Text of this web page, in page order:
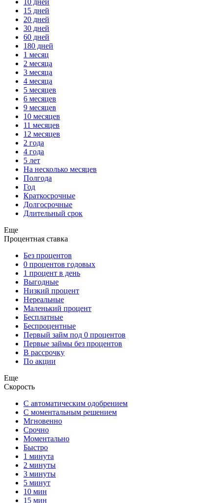
10 дней
15 дней
20 дней
30 дней
60 дней
180 дней
1 месяц
2 месяца
3 месяца
4 месяца
5 месяцев
6 месяцев
9 месяцев
10 месяцев
11 месяцев
12 месяцев
2 года
4 года
5 лет
На несколько месяцев
Полгода
Год
Краткосрочные
Долгосрочные
Длительный срок
Еще
Процентная ставка
Без процентов
0 процентов годовых
1 процент в день
Выгодные
Низкий процент
Нереальные
Маленький процент
Бесплатные
Беспроцентные
Первый займ под 0 процентов
Первые займы без процентов
В рассрочку
По акции
Еще
Скорость
С автоматическим одобрением
С моментальным решением
Мгновенно
Срочно
Моментально
Быстро
1 минута
2 минуты
3 минуты
5 минут
10 мин
15 мин